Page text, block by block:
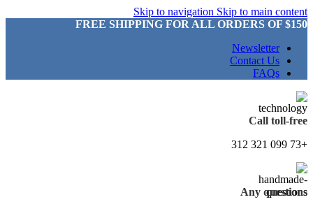
Skip to navigation Skip to main content
FREE SHIPPING FOR ALL ORDERS OF $150
Newsletter
Contact Us
FAQs
Call toll-free
+73 099 321 312
Any questions